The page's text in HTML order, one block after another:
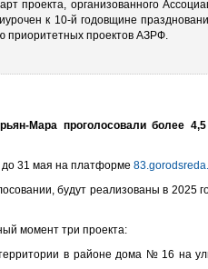
проекта, организованного
к 10-й годовщине
приоритетных проектов АЗРФ.
Мара проголосовали более
до 31 мая на платформе
будут реализованы в 2025
момент три проекта:
территории в районе дома № 16 на